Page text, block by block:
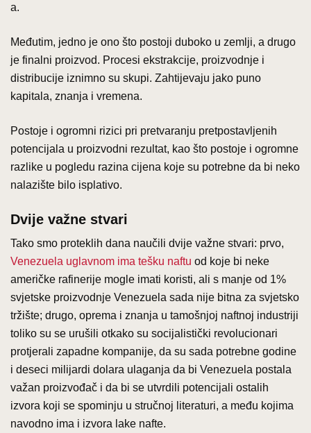
a.
Međutim, jedno je ono što postoji duboko u zemlji, a drugo
je finalni proizvod. Procesi ekstrakcije, proizvodnje i
distribucije iznimno su skupi. Zahtijevaju jako puno
kapitala, znanja i vremena.
Postoje i ogromni rizici pri pretvaranju pretpostavljenih
potencijala u proizvodni rezultat, kao što postoje i ogromne
razlike u pogledu razina cijena koje su potrebne da bi neko
nalazište bilo isplativo.
Dvije važne stvari
Tako smo proteklih dana naučili dvije važne stvari: prvo,
Venezuela uglavnom ima tešku naftu od koje bi neke
američke rafinerije mogle imati koristi, ali s manje od 1%
svjetske proizvodnje Venezuela sada nije bitna za svjetsko
tržište; drugo, oprema i znanja u tamošnjoj naftnoj industriji
toliko su se urušili otkako su socijalistički revolucionari
protjerali zapadne kompanije, da su sada potrebne godine
i deseci milijardi dolara ulaganja da bi Venezuela postala
važan proizvođač i da bi se utvrdili potencijali ostalih
izvora koji se spominju u stručnoj literaturi, a među kojima
navodno ima i izvora lake nafte.